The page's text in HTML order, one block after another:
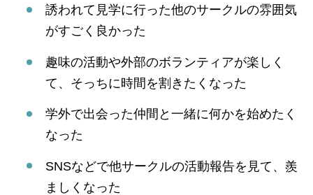
誘われて見学に行った他のサークルの雰囲気
がすごく良かった
趣味の活動や外部のボランティアが楽しく
て、そっちに時間を割きたくなった
学外で出会った仲間と一緒に何かを始めたく
なった
SNSなどで他サークルの活動報告を見て、羨
ましくなった